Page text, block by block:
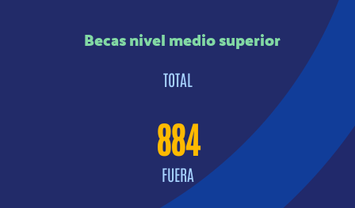
Becas nivel medio superior
TOTAL
884
FUERA